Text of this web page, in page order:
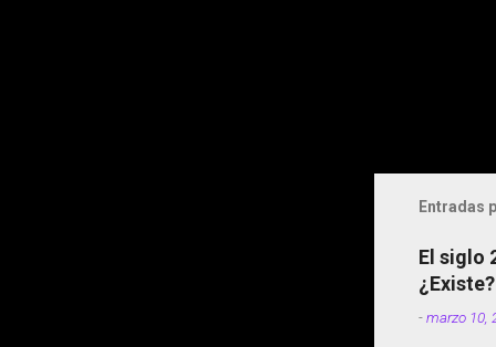
Entradas
El siglo
¿Existe?
-marzo 10,